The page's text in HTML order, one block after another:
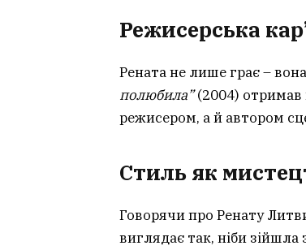
Режисерська
Рената не лише грає –
полюбила”(2004) отримав
режисером, а й автором
Стиль як
Говорячи про Ренату
виглядає так, ніби зійшла